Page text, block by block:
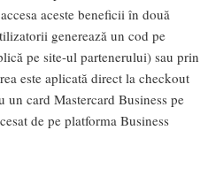
aceste beneficii în două
generează un cod pe
pe site-ul partenerului) sau prin
este aplicată direct la checkout
un card Mastercard Business pe
de pe platforma Business